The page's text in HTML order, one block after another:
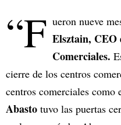
“F ueron nueve
Elsztain, CEO
Comerciales.
cierre de los centros
centros comerciales como
Abasto tuvo las puertas